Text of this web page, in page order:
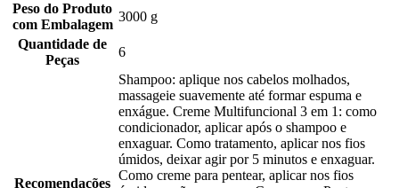
Peso do Produto
com Embalagem
3000 g
Quantidade de
Peças
6
Recomendações
Shampoo: aplique nos cabelos molhados,
massageie suavemente até formar espuma e
enxágue. Creme Multifuncional 3 em 1: como
condicionador, aplicar após o shampoo e
enxaguar. Como tratamento, aplicar nos fios
úmidos, deixar agir por 5 minutos e enxaguar.
Como creme para pentear, aplicar nos fios